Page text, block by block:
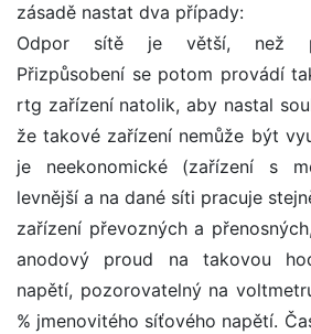
zásadě nastat dva případy:
Odpor sítě je větší, než
Přizpůsobení se potom provádí
rtg zařízení natolik, aby nastal
že takové zařízení nemůže být
je neekonomické (zařízení s
levnější a na dané síti pracuje
zařízení převozných a
anodový proud na takovou
napětí, pozorovatelný na
% jmenovitého síťového napětí.